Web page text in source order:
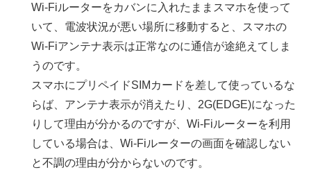
Wi-Fiルーターをカバンに入れたままスマホを使って
いて、電波状況が悪い場所に移動すると、スマホの
Wi-Fiアンテナ表示は正常なのに通信が途絶えてしま
うのです。
スマホにプリペイドSIMカードを差して使っているな
らば、アンテナ表示が消えたり、2G(EDGE)になった
りして理由が分かるのですが、Wi-Fiルーターを利用
している場合は、Wi-Fiルーターの画面を確認しない
と不調の理由が分からないのです。